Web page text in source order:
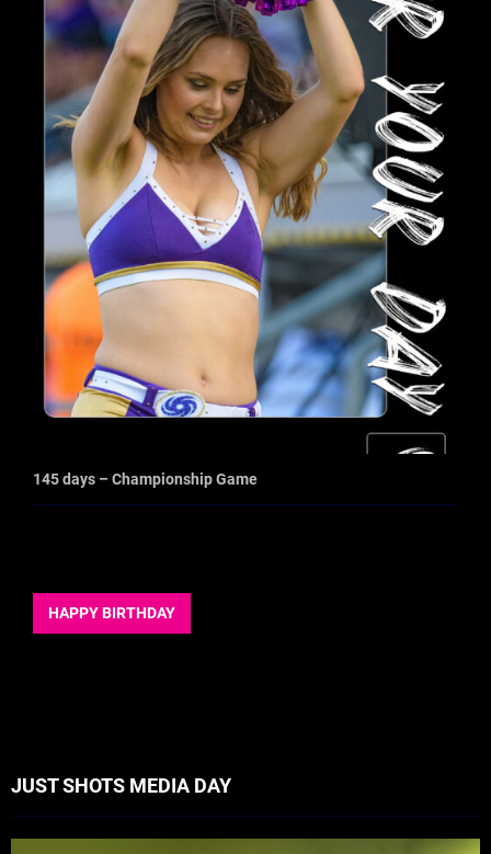
145 days – Championship Game
HAPPY BIRTHDAY
JUST SHOTS MEDIA DAY